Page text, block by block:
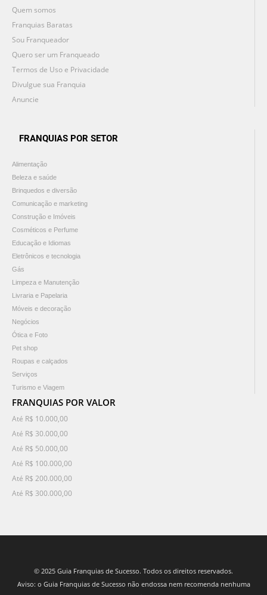
Quem somos
Franquias Baratas
Sou Franqueador
Quero ser um Franqueado
Termos de Uso e Privacidade
Divulgue sua Franquia
Anuncie
FRANQUIAS POR SETOR
Alimentação
Beleza e saúde
Brinquedos e diversão
Comunicação e marketing
Construção e Imóveis
Cosméticos e Perfume
Educação e Idiomas
Eletrônicos e tecnologia
Gás
Limpeza e Manutenção
Livraria e Papelaria
Móveis e decoração
Negócios
Ótica e Foto
Pet shop
Roupas e calçados
Serviços
Turismo e Viagem
FRANQUIAS POR VALOR
Até R$ 10.000,00
Até R$ 30.000,00
Até R$ 50.000,00
Até R$ 100.000,00
Até R$ 200.000,00
Até R$ 300.000,00
© 2025 Guia Franquias de Sucesso. Todos os direitos reservados.
Aviso: o Guia Franquias de Sucesso não endossa nem recomenda nenhuma